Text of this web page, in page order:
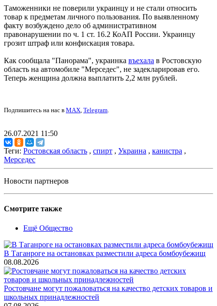
Таможенники не поверили украинцу и не стали относить
товар к предметам личного пользования. По выявленному
факту возбуждено дело об административном
правонарушении по ч. 1 ст. 16.2 КоАП России. Украинцу
грозит штраф или конфискация товара.
Как сообщала "Панорама", украинка въехала в Ростовскую
область на автомобиле "Мерседес", не задекларировав его.
Теперь женщина должна выплатить 2,2 млн рублей.
Подпишитесь на нас в MAX, Telegram.
26.07.2021 11:50
Теги: Ростовская область , спирт , Украина , канистра ,
Мерседес
Новости партнеров
Смотрите также
Ещё Общество
В Таганроге на остановках разместили адреса бомбоубежищ
08.08.2026
Ростовчане могут пожаловаться на качество детских товаров и
школьных принадлежностей